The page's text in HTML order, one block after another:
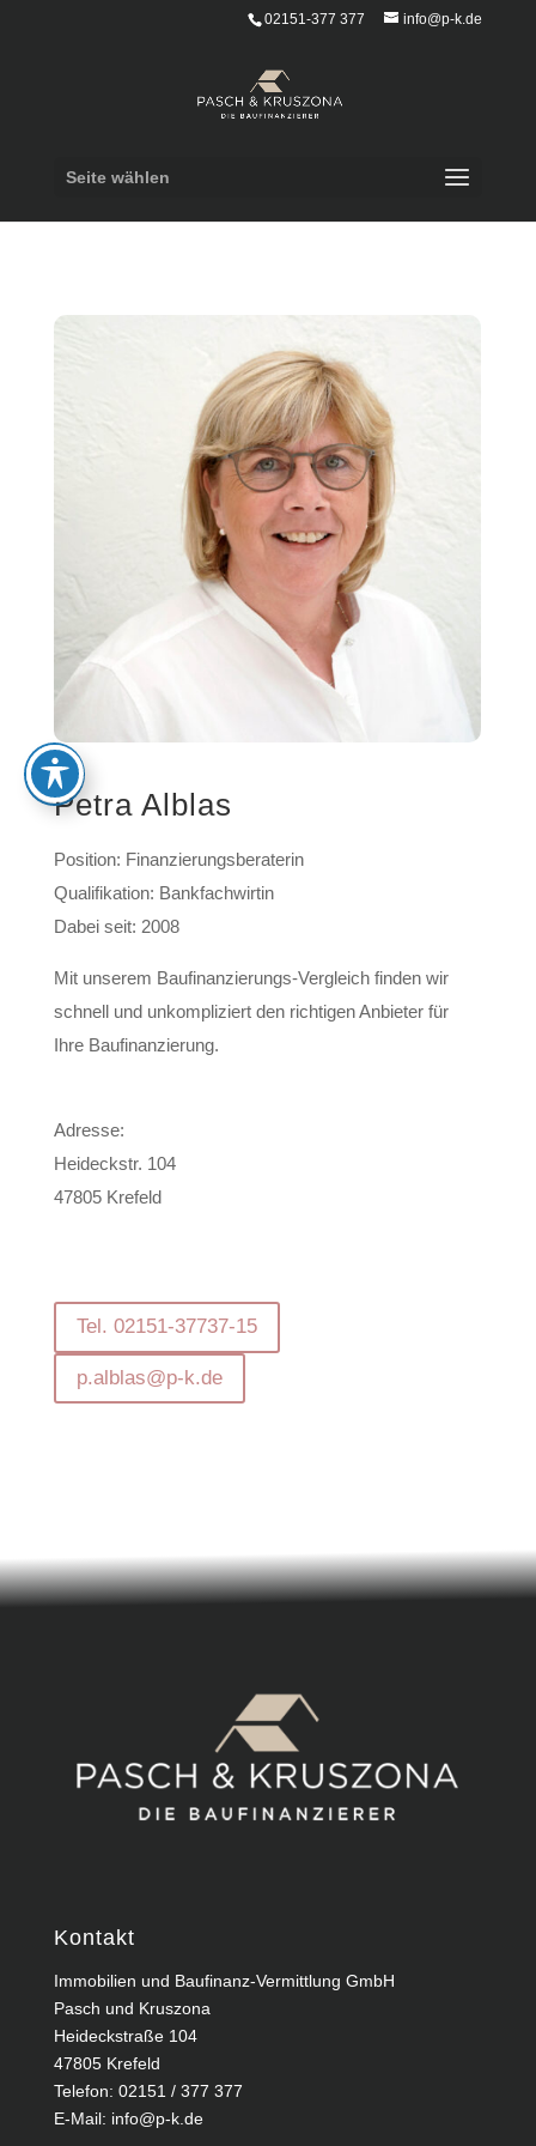
02151-377 377 info@p-k.de
Seite wählen
Petra Alblas
Position: Finanzierungsberaterin
Qualifikation: Bankfachwirtin
Dabei seit: 2008
Mit unserem Baufinanzierungs-Vergleich finden wir
schnell und unkompliziert den richtigen Anbieter für
Ihre Baufinanzierung.
Adresse:
Heideckstr. 104
47805 Krefeld
Tel. 02151-37737-15
p.alblas@p-k.de
Kontakt
Immobilien und Baufinanz-Vermittlung GmbH
Pasch und Kruszona
Heideckstraße 104
47805 Krefeld
Telefon: 02151 / 377 377
E-Mail: info@p-k.de